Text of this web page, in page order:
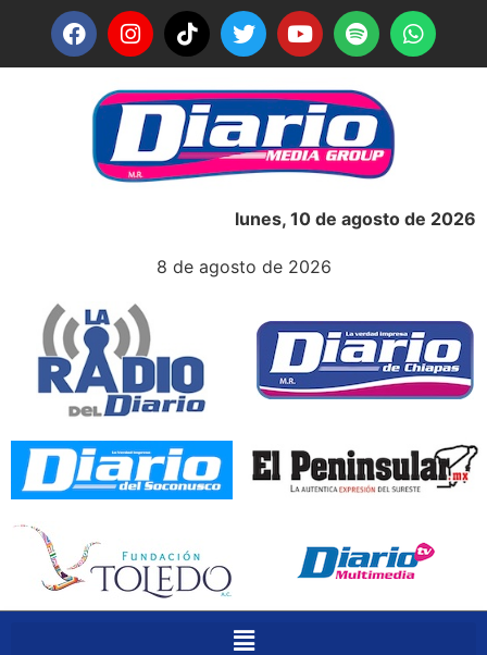
lunes, 10 de agosto de 2026
8 de agosto de 2026